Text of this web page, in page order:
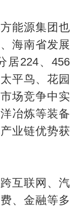
能源集团也
海南省发展
居224、456
平鸟、花园
场竞争中实
冶炼等装备
业链优势获
互联网、汽
、金融等多